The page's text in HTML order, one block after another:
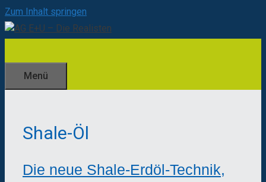
Zum Inhalt springen
Menü
Shale-Öl
Die neue Shale-Erdöl-Technik,